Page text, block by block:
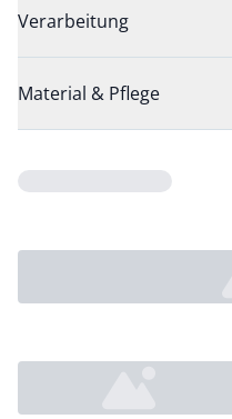
Verarbeitung
Material & Pflege